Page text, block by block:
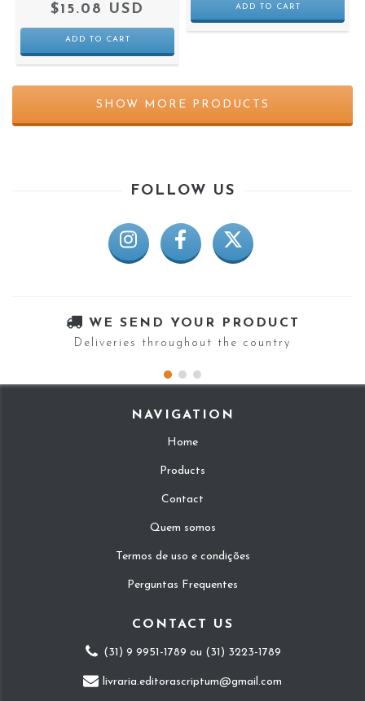
$15.08 USD
SHOW MORE PRODUCTS
FOLLOW US
WE SEND YOUR PRODUCT
Deliveries throughout the country
NAVIGATION
Home
Products
Contact
Quem somos
Termos de uso e condições
Perguntas Frequentes
CONTACT US
(31) 9 9951-1789 ou (31) 3223-1789
livraria.editorascriptum@gmail.com